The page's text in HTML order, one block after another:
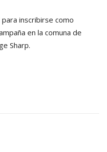
inscribirse como
en la comuna de
Sharp.